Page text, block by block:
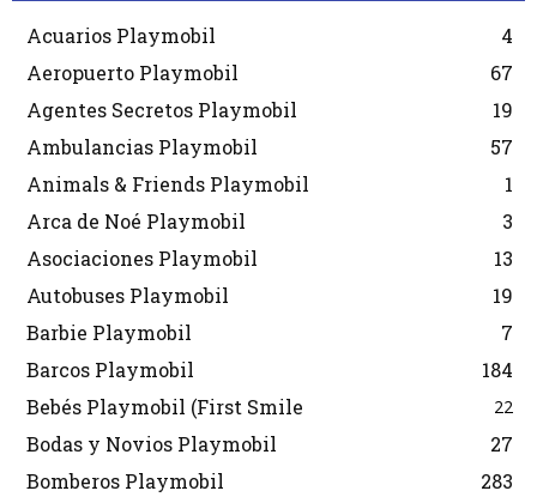
Acuarios Playmobil
4
Aeropuerto Playmobil
67
Agentes Secretos Playmobil
19
Ambulancias Playmobil
57
Animals & Friends Playmobil
1
Arca de Noé Playmobil
3
Asociaciones Playmobil
13
Autobuses Playmobil
19
Barbie Playmobil
7
Barcos Playmobil
184
Bebés Playmobil (First Smile
22
Bodas y Novios Playmobil
27
Bomberos Playmobil
283